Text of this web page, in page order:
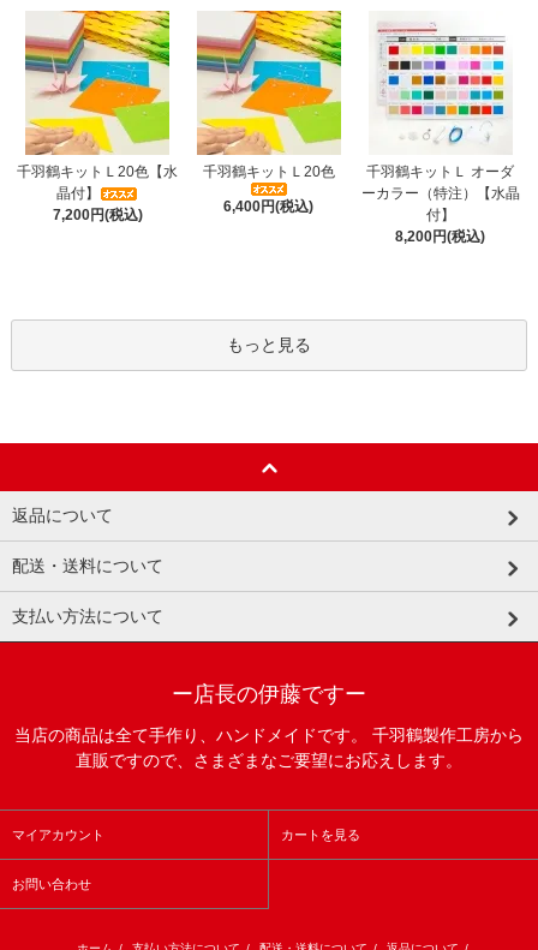
千羽鶴キットＬ20色【水
晶付】
7,200円(税込)
千羽鶴キットＬ20色
6,400円(税込)
千羽鶴キットＬ オーダ
ーカラー（特注）【水晶
付】
8,200円(税込)
もっと見る
返品について
配送・送料について
支払い方法について
ー店長の伊藤ですー
当店の商品は全て手作り、ハンドメイドです。 千羽鶴製作工房から
直販ですので、さまざまなご要望にお応えします。
マイアカウント カートを見る
お問い合わせ